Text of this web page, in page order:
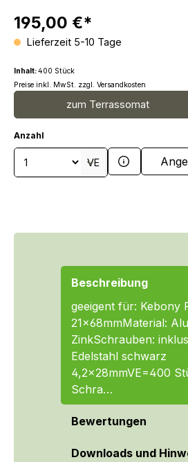
195,00 €*
Lieferzeit 5-10 Tage
Inhalt:400 Stück
Preise inkl. MwSt. zzgl. Versandkosten
zum Terrassomat
Anzahl
Produkt Anzahl: Gib
VE
Beschreibung
geeigent für: Kebony
21x68mmMaterial:
ZinkSchrauben:
Edelstahl schwarz
4,2x28mmVE=400
Schra…
Bewertungen
Downloads und